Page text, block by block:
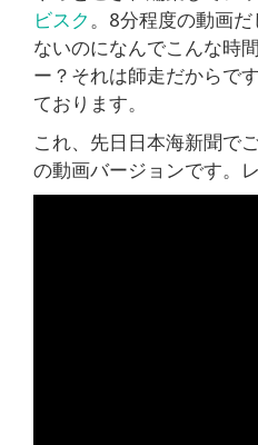
ビスク。8分程度の動画
ないのになんでこんな時
ー？それは師走だからで
ております。
これ、先日日本海新聞で
の動画バージョンです。